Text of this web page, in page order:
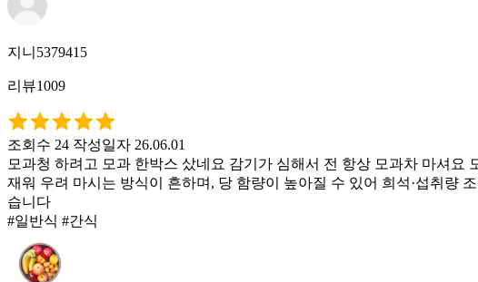
지니5379415
리뷰1009
조회수 24 작성일자 26.06.01
모과청 하려고 모과 한박스 샀네요 감기가 심해서 전 항상 모과차 마셔요
재워 우려 마시는 방식이 흔하며, 당 함량이 높아질 수 있어 희석·섭취량
습니다
#일반식 #간식